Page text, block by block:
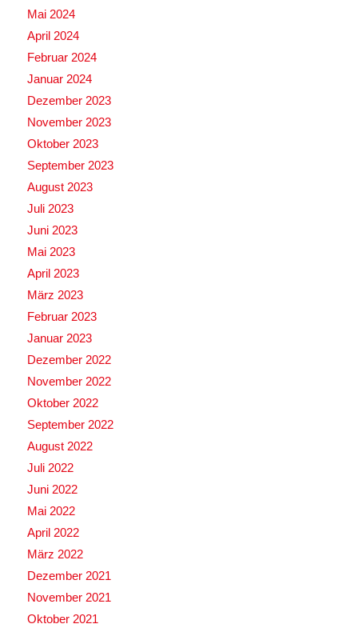
Mai 2024
April 2024
Februar 2024
Januar 2024
Dezember 2023
November 2023
Oktober 2023
September 2023
August 2023
Juli 2023
Juni 2023
Mai 2023
April 2023
März 2023
Februar 2023
Januar 2023
Dezember 2022
November 2022
Oktober 2022
September 2022
August 2022
Juli 2022
Juni 2022
Mai 2022
April 2022
März 2022
Dezember 2021
November 2021
Oktober 2021